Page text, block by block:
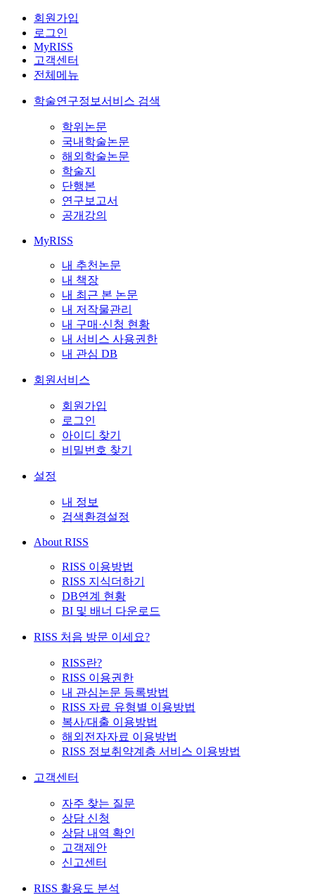
회원가입
로그인
MyRISS
고객센터
전체메뉴
학술연구정보서비스 검색
학위논문
국내학술논문
해외학술논문
학술지
단행본
연구보고서
공개강의
MyRISS
내 추천논문
내 책장
내 최근 본 논문
내 저작물관리
내 구매·신청 현황
내 서비스 사용권한
내 관심 DB
회원서비스
회원가입
로그인
아이디 찾기
비밀번호 찾기
설정
내 정보
검색환경설정
About RISS
RISS 이용방법
RISS 지식더하기
DB연계 현황
BI 및 배너 다운로드
RISS 처음 방문 이세요?
RISS란?
RISS 이용권한
내 관심논문 등록방법
RISS 자료 유형별 이용방법
복사/대출 이용방법
해외전자자료 이용방법
RISS 정보취약계층 서비스 이용방법
고객센터
자주 찾는 질문
상담 신청
상담 내역 확인
고객제안
신고센터
RISS 활용도 분석